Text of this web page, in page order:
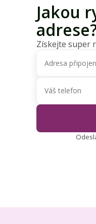
Jakou
Získejte super